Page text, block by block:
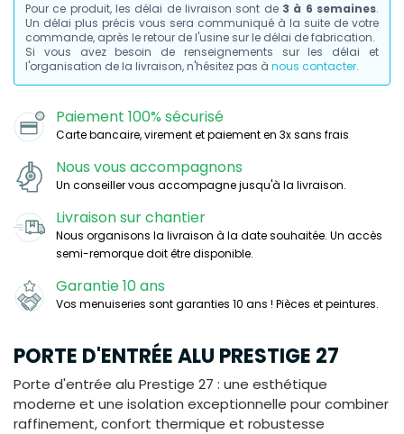
Pour ce produit, les délai de livraison sont de 3 à 6 semaines.
Un délai plus précis vous sera communiqué à la suite de votre
commande, après le retour de l'usine sur le délai de fabrication.
Si vous avez besoin de renseignements sur les délai et
l'organisation de la livraison, n'hésitez pas à nous contacter.
Paiement 100% sécurisé
Carte bancaire, virement et paiement en 3x sans frais
Nous vous accompagnons
Un conseiller vous accompagne jusqu'à la livraison.
Livraison sur chantier
Nous organisons la livraison à la date souhaitée. Un accès
semi-remorque doit être disponible.
Garantie 10 ans
Vos menuiseries sont garanties 10 ans ! Pièces et peintures.
PORTE D'ENTRÉE ALU PRESTIGE 27
Porte d'entrée alu Prestige 27 : une esthétique
moderne et une isolation exceptionnelle pour combiner
raffinement, confort thermique et robustesse